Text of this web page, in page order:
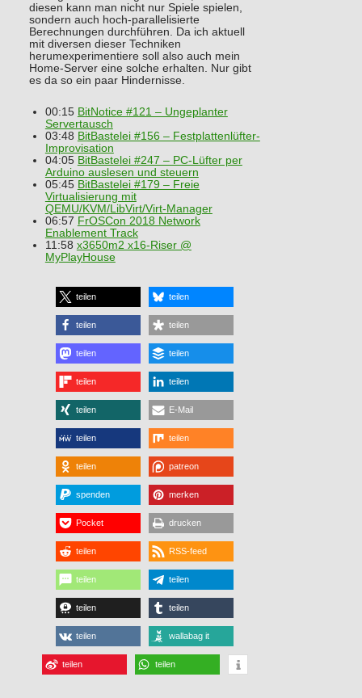
diesen kann man nicht nur Spiele spielen,
sondern auch hoch-parallelisierte
Berechnungen durchführen. Da ich aktuell
mit diversen dieser Techniken
herumexperimentiere soll also auch mein
Home-Server eine solche erhalten. Nur gibt
es da so ein paar Hindernisse.
00:15 BitNotice #121 – Ungeplanter
Servertausch
03:48 BitBastelei #156 – Festplattenlüfter-
Improvisation
04:05 BitBastelei #247 – PC-Lüfter per
Arduino auslesen und steuern
05:45 BitBastelei #179 – Freie
Virtualisierung mit
QEMU/KVM/LibVirt/Virt-Manager
06:57 FrOSCon 2018 Network
Enablement Track
11:58 x3650m2 x16-Riser @
MyPlayHouse
teilen teilen
teilen teilen
teilen teilen
teilen teilen
teilen E-Mail
teilen teilen
teilen patreon
spenden merken
Pocket drucken
teilen RSS-feed
teilen teilen
teilen teilen
teilen wallabag it
teilen teilen